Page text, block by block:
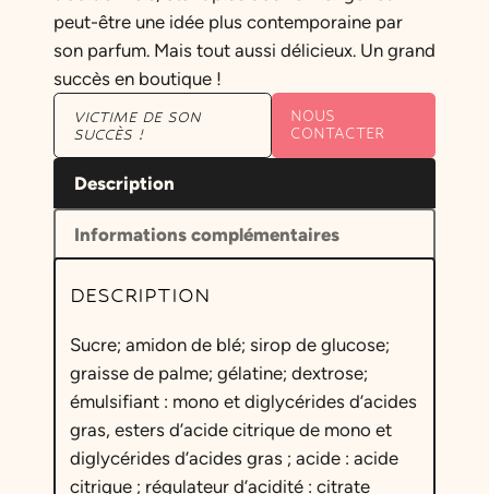
peut-être une idée plus contemporaine par
son parfum. Mais tout aussi délicieux. Un grand
succès en boutique !
VICTIME DE SON
SUCCÈS !
NOUS
CONTACTER
Description
Informations complémentaires
DESCRIPTION
Sucre; amidon de blé; sirop de glucose;
graisse de palme; gélatine; dextrose;
émulsifiant : mono et diglycérides d’acides
gras, esters d’acide citrique de mono et
diglycérides d’acides gras ; acide : acide
citrique ; régulateur d’acidité : citrate